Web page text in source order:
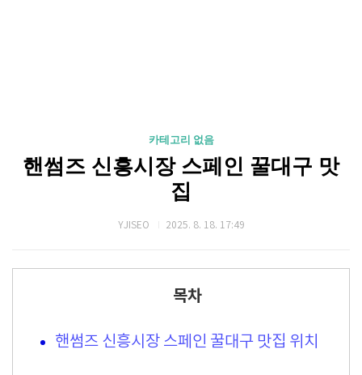
카테고리 없음
핸썸즈 신흥시장 스페인 꿀대구 맛
집
YJISEO 2025. 8. 18. 17:49
목차
핸썸즈 신흥시장 스페인 꿀대구 맛집 위치